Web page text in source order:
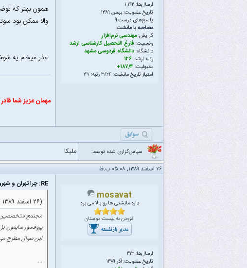
ارسال‌ها: ۱,۱۴۲
تاریخ عضویت: بهمن ۱۳۸۹
پاسخ‌های درست:۹
مصاحبه با مانشت
گرایش:مهندسی نرم‌افزار
وضعیت: فارغ التحصیل کارشناسی ارشد
دانشگاه:دانشگاه فردوسی مشهد
رتبه ارشد:۱۲۶
مقبولیت:۱۸۷/۴+
امتیاز تاریخ مانشت:۳۸۲۴رتبه:۳۷
همون بهتر که
والا ممکن بود
عذر میخام یه
مهمان عزیز شما
سپاس‌گزاری شده توسط: ملیکا
۲۶ اسفند ۱۳۸۹, ۰۵:۰۸ ب.ظ
mosavat
داره مانشتی ها رو بالا می بره
افزودن به لیست دوستان
ارسال‌ها: ۳۱۳
تاریخ عضویت: آذر ۱۳۸۹
RE: چرا تهران و شهروندانش از حداقل امکانات شهری محروم هستند؟
(۲۶ اسفند ۱۳۸۹ ۰۱:۳۷ ب.ظ)
مجتمع متخصصین
پروفسور سایمون
این سوال مطرح
...